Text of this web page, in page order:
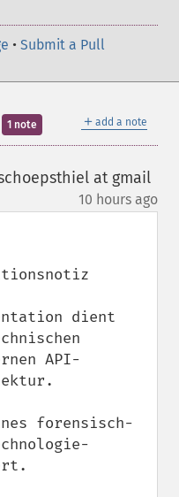
• Submit a Pull
＋ add a note
1 note
at gmail
10 hours ago
dient
API-
forensisch-